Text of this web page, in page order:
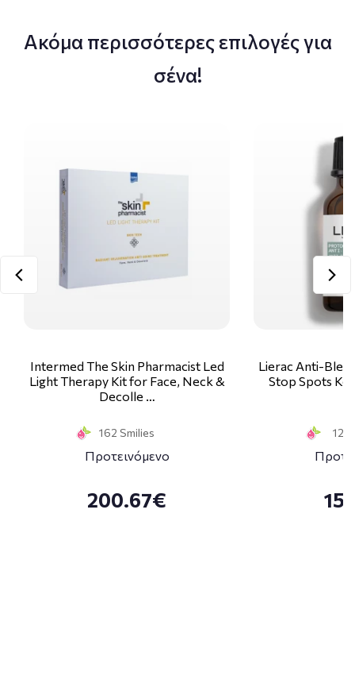
Ακόμα περισσότερες επιλογές για
σένα!
Intermed The Skin Pharmacist Led
Light Therapy Kit for Face, Neck &
Decolle …
162 Smilies
Προτεινόμενο
200.67€
Lierac Anti-
Stop Spots
12